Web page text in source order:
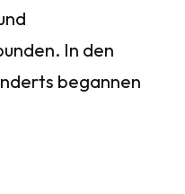
In den
begannen